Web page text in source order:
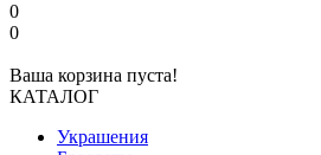
0
0
Ваша корзина пуста!
КАТАЛОГ
Украшения